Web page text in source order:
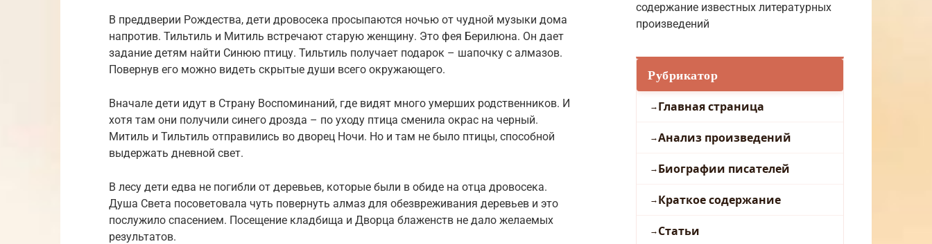
В преддверии Рождества, дети дровосека просыпаются ночью от чудной музыки дома
напротив. Тильтиль и Митиль встречают старую женщину. Это фея Берилюна. Он дает
задание детям найти Синюю птицу. Тильтиль получает подарок – шапочку с алмазов.
Повернув его можно видеть скрытые души всего окружающего.
Вначале дети идут в Страну Воспоминаний, где видят много умерших родственников. И
хотя там они получили синего дрозда – по уходу птица сменила окрас на черный.
Митиль и Тильтиль отправились во дворец Ночи. Но и там не было птицы, способной
выдержать дневной свет.
В лесу дети едва не погибли от деревьев, которые были в обиде на отца дровосека.
Душа Света посоветовала чуть повернуть алмаз для обезвреживания деревьев и это
послужило спасением. Посещение кладбища и Дворца блаженств не дало желаемых
результатов.
содержание известных литературных
произведений
Рубрикатор
Главная страница
Анализ произведений
Биографии писателей
Краткое содержание
Статьи